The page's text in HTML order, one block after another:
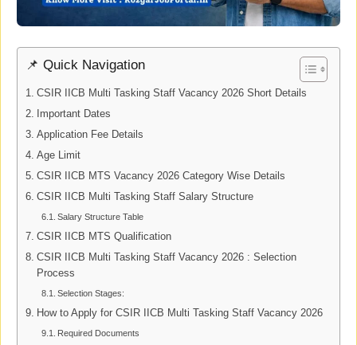
📌 Quick Navigation
CSIR IICB Multi Tasking Staff Vacancy 2026 Short Details
Important Dates
Application Fee Details
Age Limit
CSIR IICB MTS Vacancy 2026 Category Wise Details
CSIR IICB Multi Tasking Staff Salary Structure
Salary Structure Table
CSIR IICB MTS Qualification
CSIR IICB Multi Tasking Staff Vacancy 2026 : Selection
Process
Selection Stages:
How to Apply for CSIR IICB Multi Tasking Staff Vacancy 2026
Required Documents